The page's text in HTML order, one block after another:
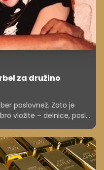
za družino
poslovnež. Zato je
vložite – delnice, posle